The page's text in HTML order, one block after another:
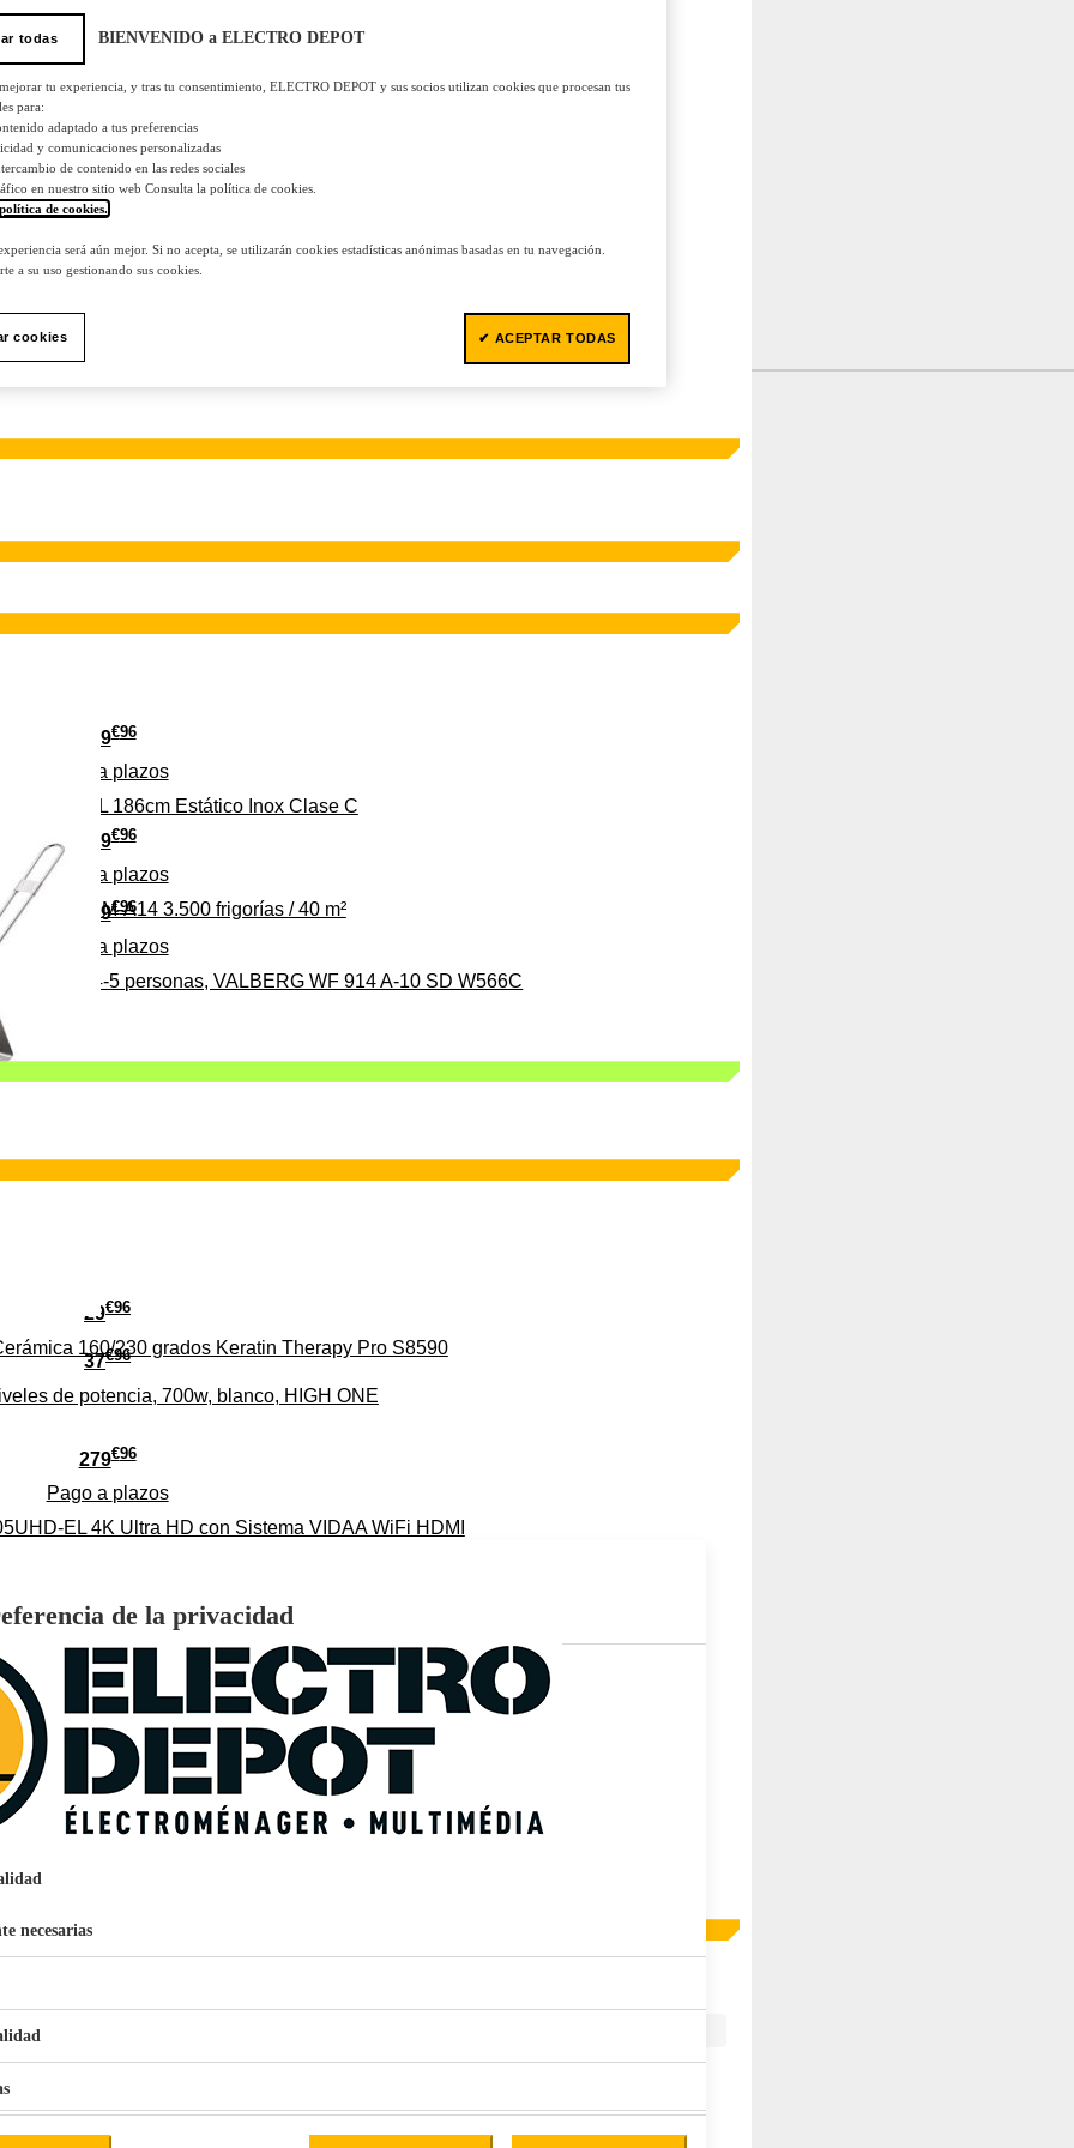
279€96
Pago a plazos
para 4-5 personas, VALBERG WF 914 A-10 SD W566C
349€96
Pago a plazos
315 C 315L 186cm Estático Inox Clase C
37€96
de potencia, 700w, blanco, HIGH ONE
369€96
Pago a plazos
CLIM-A14 3.500 frigorías / 40 m²
29€96
160/230 grados Keratin Therapy Pro S8590
279€96
Pago a plazos
EL 4K Ultra HD con Sistema VIDAA WiFi HDMI
EcoTank EPSON ET-2861
.
UTENSILIO DE COCINA
Inox
Inox
AL 4,5 cm x AN 25,5 cm x PR 38 cm
AL 26 cm x AN 26,5 cm x PR 43 cm
10,21kg
DISTELWEG 88 1031 HH AMSTERDAM
todas BIENVENIDO a ELECTRO DEPOT
tu experiencia, y tras tu consentimiento, ELECTRO DEPOT y sus socios utilizan cookies que procesan tus
para:
adaptado a tus preferencias
y comunicaciones personalizadas
de contenido en las redes sociales
en nuestro sitio web Consulta la política de cookies.
de cookies.
será aún mejor. Si no acepta, se utilizarán cookies estadísticas anónimas basadas en tu navegación.
a su uso gestionando sus cookies.
cookies ✔ ACEPTAR TODAS
de la privacidad
necesarias